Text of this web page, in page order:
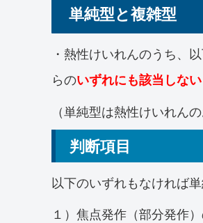
単純型と複雑型
・熱性けいれんのうち、
らのいずれにも該当しな
（単純型は熱性けいれん
判断項目
以下のいずれもなければ
１）焦点発作（部分発作